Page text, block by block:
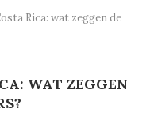
Rica: wat zeggen de
WAT ZEGGEN